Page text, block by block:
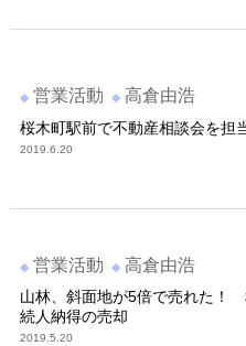
営業活動 高倉由浩
桜木町駅前で不動産相談会を担
2019.6.20
営業活動 高倉由浩
山林、斜面地が5倍で売れた！
続人納得の売却
2019.5.20